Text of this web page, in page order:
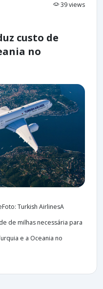
39 views
custo de
no
Turkish AirlinesA
de milhas necessária para
e a Oceania no